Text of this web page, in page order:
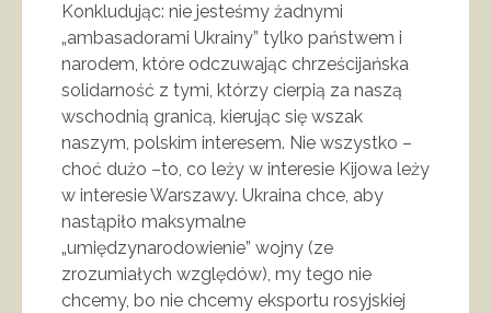
Konkludując: nie jesteśmy żadnymi
„ambasadorami Ukrainy” tylko państwem i
narodem, które odczuwając chrześcijańska
solidarność z tymi, którzy cierpią za naszą
wschodnią granicą, kierując się wszak
naszym, polskim interesem. Nie wszystko –
choć dużo –to, co leży w interesie Kijowa leży
w interesie Warszawy. Ukraina chce, aby
nastąpiło maksymalne
„umiędzynarodowienie” wojny (ze
zrozumiałych względów), my tego nie
chcemy, bo nie chcemy eksportu rosyjskiej